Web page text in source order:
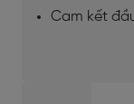
Cam kết